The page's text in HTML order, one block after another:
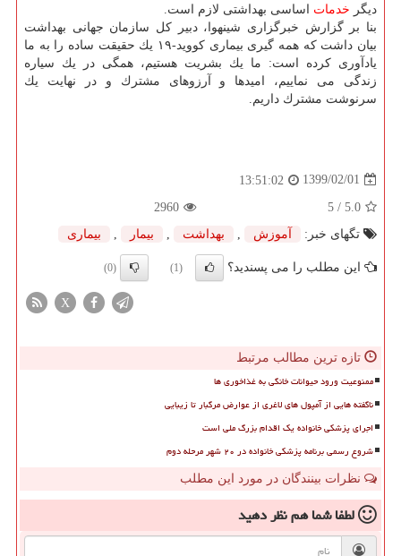
دیگر خدمات اساسی بهداشتی لازم است.
بنا بر گزارش خبرگزاری شینهوا، دبیر كل سازمان جهانی بهداشت
بیان داشت كه همه گیری بیماری كووید-۱۹ یك حقیقت ساده را به ما
یادآوری كرده است: ما یك بشریت هستیم، همگی در یك سیاره
زندگی می نماییم، امیدها و آرزوهای مشترك و در نهایت یك
سرنوشت مشترك داریم.
1399/02/01
13:51:02
5.0
/ 5
2960
تگهای خبر:
آموزش , بهداشت , بیمار , بیماری
این مطلب را می پسندید؟ (1)
(0)
X
تازه ترین مطالب مرتبط
ممنوعیت ورود حیوانات خانگی به غذاخوری ها
ناگفته هایی از آمپول های لاغری از عوارض مرگبار تا زیبایی
اجرای پزشکی خانواده یک اقدام بزرگ ملی است
شروع رسمی برنامه پزشکی خانواده در ۲۰ شهر مرحله دوم
نظرات بینندگان در مورد این مطلب
لطفا شما همنظر دهید